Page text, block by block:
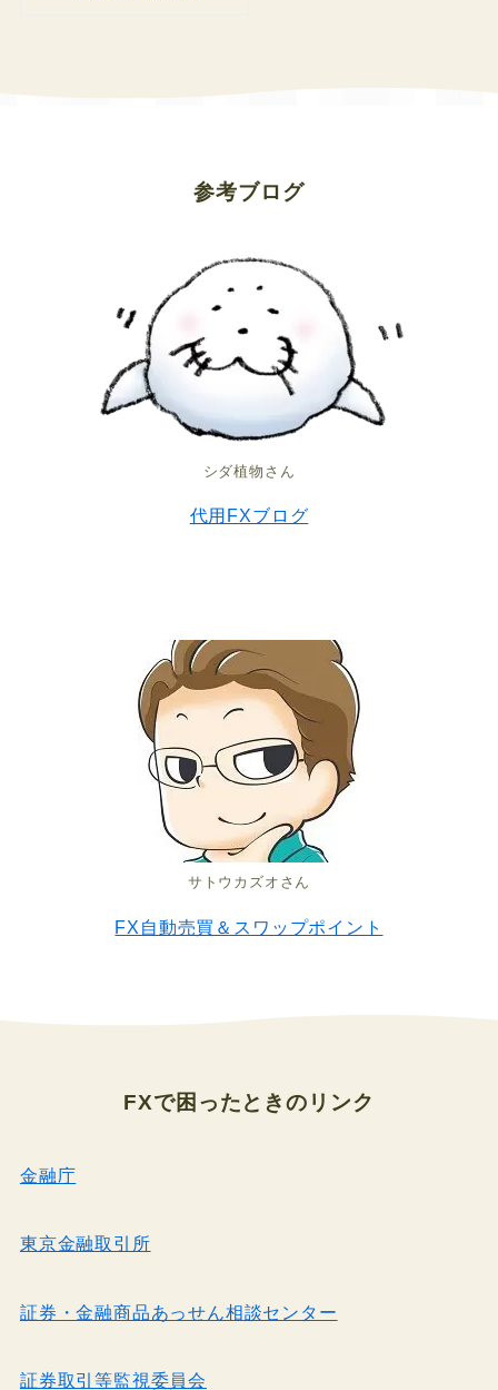
参考ブログ
シダ植物さん
代用FXブログ
サトウカズオさん
FX自動売買＆スワップポイント
FXで困ったときのリンク
金融庁
東京金融取引所
証券・金融商品あっせん相談センター
証券取引等監視委員会